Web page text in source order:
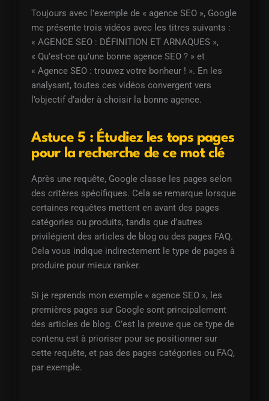
Toujours avec l’exemple de « agence SEO », Google
me présente trois vidéos avec les titres suivants :
« AGENCE SEO : DÉFINITION ET ARNAQUES »,
« Qu’est-ce qu’une bonne agence SEO ? » et
« Agence SEO : trouvez votre bonheur ! ». En les
analysant, toutes ces vidéos convergent vers
l’objectif d’aider à choisir la bonne agence.
Astuce 5 : Étudiez les tops pages
pour la recherche de ce mot clé
Après une requête, Google classe les pages selon
des critères spécifiques. Cela se remarque lorsque
certaines requêtes mettent en avant des pages
catégories ou produits, tandis que d’autres
privilégient des articles de blog ou des pages FAQ.
Cela vous indique indirectement le type de pages à
produire pour mieux ranker.
Si je reprends mon exemple « agence SEO », les
premières pages sur Google sont principalement
des articles de blog. C’est la preuve que ce type de
contenu est à prioriser pour se positionner sur
cette requête, et pas des pages catégories ou FAQ,
par exemple.